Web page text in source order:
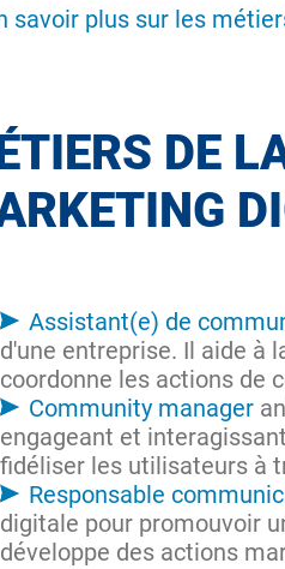
savoir plus sur les
DE
Assistant(e) de
d'une entreprise. Il aide à
coordonne les actions de
Community manager
engageant et
fidéliser les utilisateurs à
Responsable
digitale pour promouvoir
développe des actions